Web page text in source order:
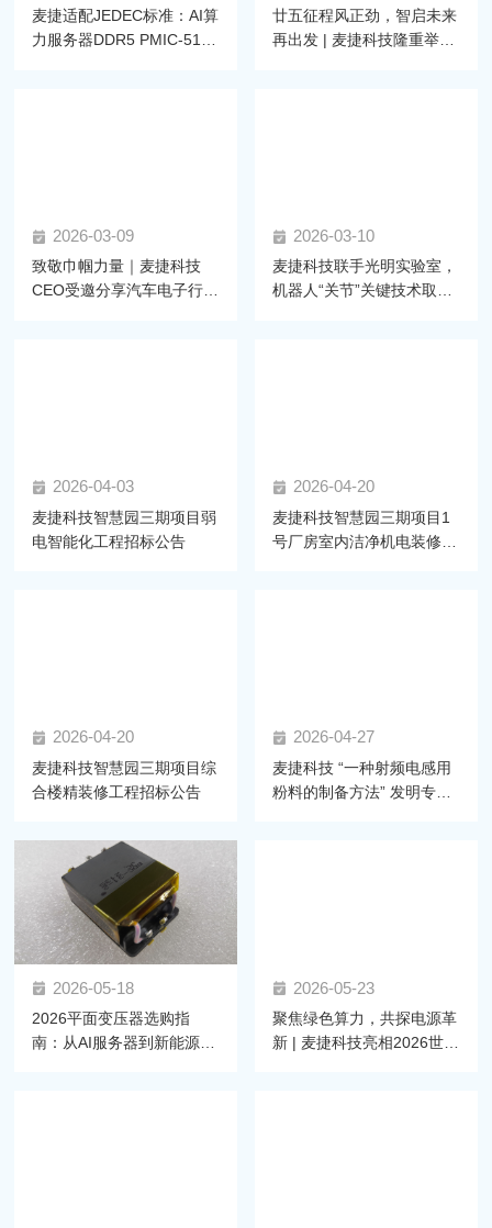
麦捷适配JEDEC标准：AI算
力服务器DDR5 PMIC-5100
廿五征程风正劲，智启未来
再出发 | 麦捷科技隆重举行
2026-03-09
致敬巾帼力量｜麦捷科技
CEO受邀分享汽车电子行业
2026-03-10
麦捷科技联手光明实验室，
机器人“关节”关键技术取得
2026-04-03
麦捷科技智慧园三期项目弱
电智能化工程招标公告
2026-04-20
麦捷科技智慧园三期项目1
号厂房室内洁净机电装修工
2026-04-20
麦捷科技智慧园三期项目综
合楼精装修工程招标公告
2026-04-27
麦捷科技 “一种射频电感用
粉料的制备方法” 发明专利
2026-05-18
2026平面变压器选购指
南：从AI服务器到新能源汽
2026-05-23
聚焦绿色算力，共探电源革
新 | 麦捷科技亮相2026世界